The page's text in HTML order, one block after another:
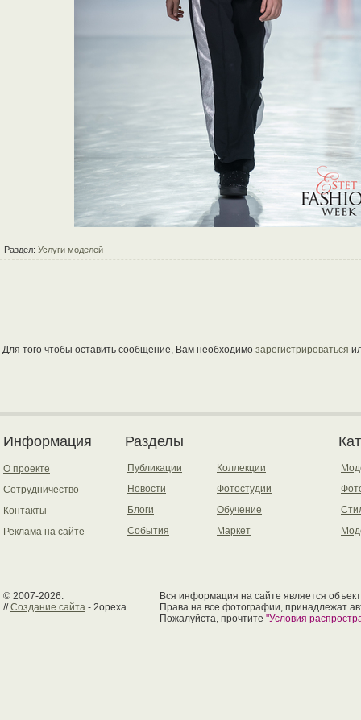
Раздел: Услуги моделей
Для того чтобы оставить сообщение, Вам необходимо зарегистрироваться
Информация
О проекте
Сотрудничество
Контакты
Реклама на сайте
Разделы
Публикации
Новости
Блоги
События
Коллекции
Фотостудии
Обучение
Маркет
© 2007-2026.
//Создание сайта - 2opexa
Вся информация на сайте является
Права на все фотографии, принадлежат
Пожалуйста, прочтите "Условия